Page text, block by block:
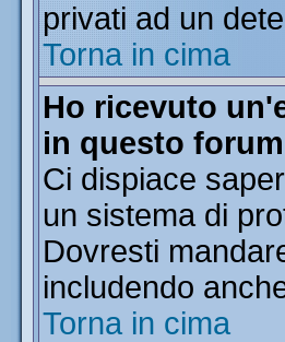
privati ad un
Torna in cima
Ho ricevuto
in questo
Ci dispiace
un sistema di
Dovresti
includendo
Torna in cima